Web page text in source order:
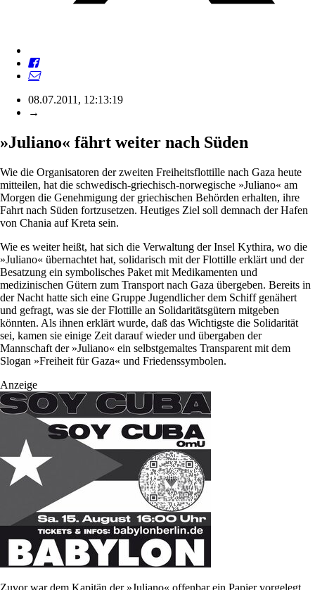
08.07.2011, 12:13:19
→
»Juliano« fährt weiter nach Süden
Wie die Organisatoren der zweiten Freiheitsflottille nach Gaza heute
mitteilen, hat die schwedisch-griechisch-norwegische »Juliano« am
Morgen die Genehmigung der griechischen Behörden erhalten, ihre
Fahrt nach Süden fortzusetzen. Heutiges Ziel soll demnach der Hafen
von Chania auf Kreta sein.
Wie es weiter heißt, hat sich die Verwaltung der Insel Kythira, wo die
»Juliano« übernachtet hat, solidarisch mit der Flottille erklärt und der
Besatzung ein symbolisches Paket mit Medikamenten und
medizinischen Gütern zum Transport nach Gaza übergeben. Bereits in
der Nacht hatte sich eine Gruppe Jugendlicher dem Schiff genähert
und gefragt, was sie der Flottille an Solidaritätsgütern mitgeben
könnten. Als ihnen erklärt wurde, daß das Wichtigste die Solidarität
sei, kamen sie einige Zeit darauf wieder und übergaben der
Mannschaft der »Juliano« ein selbstgemaltes Transparent mit dem
Slogan »Freiheit für Gaza« und Friedenssymbolen.
Anzeige
Zuvor war dem Kapitän der »Juliano« offenbar ein Papier vorgelegt